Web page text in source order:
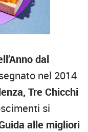
dal
nel 2014
Tre Chicchi
si
alle migliori